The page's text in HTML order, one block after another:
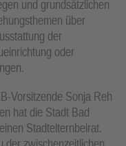
und grundsätzlichen
über
der
oder
Vorsitzende Sonja Reh
hat die Stadt Bad
Stadtelternbeirat.